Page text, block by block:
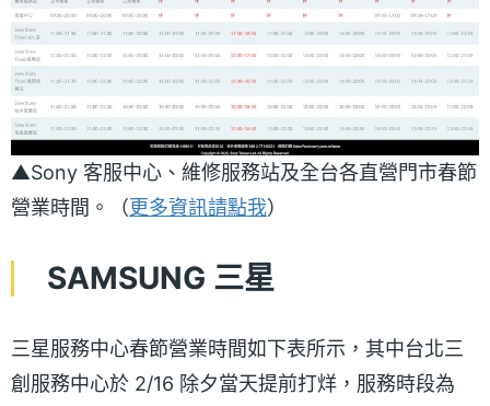
▲Sony 客服中心、維修服務站及全台各直營門市春節
營業時間。（更多資訊請點我）
SAMSUNG 三星
三星服務中心春節營業時間如下表所示，其中台北三
創服務中心於 2/16 除夕當天提前打烊，服務時段為